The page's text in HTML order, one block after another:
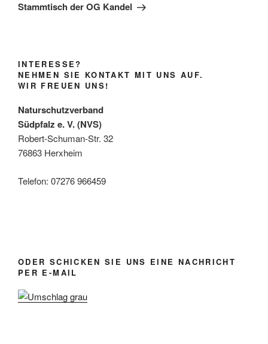
Beitrag
Stammtisch der OG Kandel
INTERESSE?
NEHMEN SIE KONTAKT MIT UNS AUF.
WIR FREUEN UNS!
Naturschutzverband
Südpfalz e. V. (NVS)
Robert-Schuman-Str. 32
76863 Herxheim
Telefon: 07276 966459
ODER SCHICKEN SIE UNS EINE NACHRICHT
PER E-MAIL